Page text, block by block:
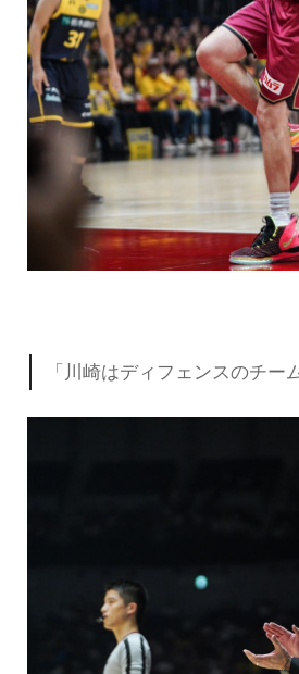
「川崎はディフェンスのチー